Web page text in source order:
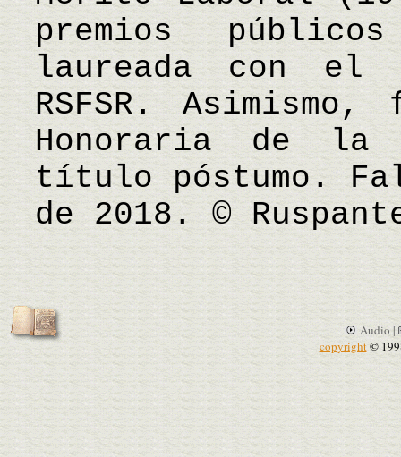
premios
laureada con el
RSFSR. Asimismo,
Honoraria de la
título póstumo.
de 2018. ©
Audio |
copyright©